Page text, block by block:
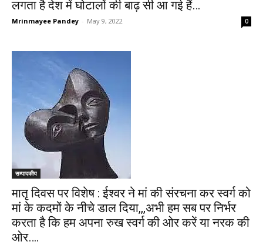
लगता है देश में घोटालों की बाढ़ सी आ गई हैं…
Mrinmayee Pandey - May 9, 2022 0
सम्पादकीय
मातृ दिवस पर विशेष : ईश्वर ने मां की संरचना कर स्वर्ग को
मां के कदमों के नीचे डाल दिया,,,अभी हम सब पर निर्भर
करता है कि हम अपना रुख स्वर्ग की ओर करें या नरक की
ओर….